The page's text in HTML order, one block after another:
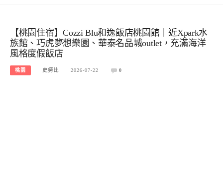
【桃園住宿】Cozzi Blu和逸飯店桃園館｜近Xpark水
族館、巧虎夢想樂園、華泰名品城outlet，充滿海洋
風格度假飯店
桃園 史努比 2026-07-22 0